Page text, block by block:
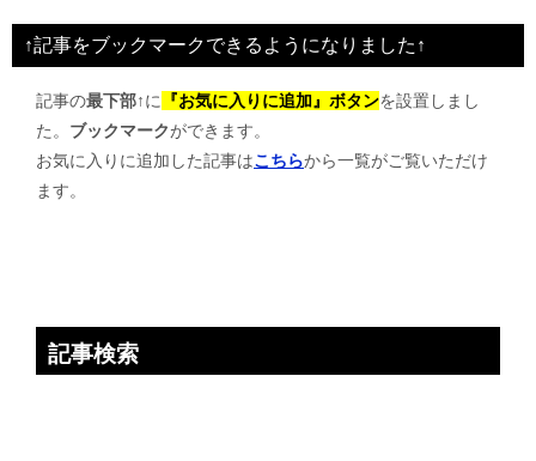
↑記事をブックマークできるようになりました↑
記事の最下部↑に 『お気に入りに追加』ボタンを設置しまし
た。 ブックマークができます。
お気に入りに追加した記事はこちらから一覧がご覧いただけ
ます。
記事検索